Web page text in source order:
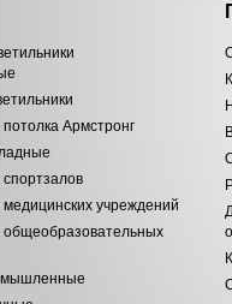
Армстронг
учреждений
общеобразовательных